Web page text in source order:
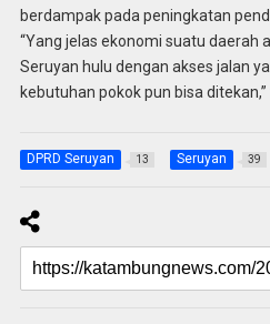
berdampak pada peningkatan
“Yang jelas ekonomi suatu daerah
Seruyan hulu dengan akses jalan
kebutuhan pokok pun bisa
DPRD Seruyan 13 Seruyan 39